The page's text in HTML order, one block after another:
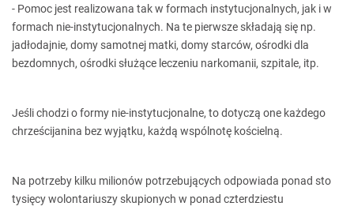
- Pomoc jest realizowana tak w formach instytucjonalnych, jak i w
formach nie-instytucjonalnych. Na te pierwsze składają się np.
jadłodajnie, domy samotnej matki, domy starców, ośrodki dla
bezdomnych, ośrodki służące leczeniu narkomanii, szpitale, itp.
Jeśli chodzi o formy nie-instytucjonalne, to dotyczą one każdego
chrześcijanina bez wyjątku, każdą wspólnotę kościelną.
Na potrzeby kilku milionów potrzebujących odpowiada ponad sto
tysięcy wolontariuszy skupionych w ponad czterdziestu